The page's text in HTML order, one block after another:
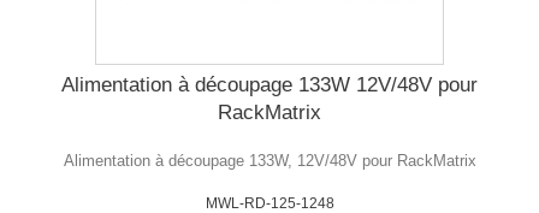
Alimentation à découpage 133W 12V/48V pour
RackMatrix
Alimentation à découpage 133W, 12V/48V pour RackMatrix
MWL-RD-125-1248